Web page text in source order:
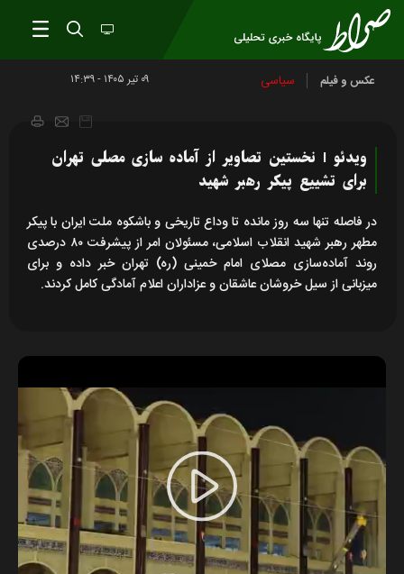
عکس و فیلم سیاسی ۰۹ تير ۱۴۰۵ - ۱۴:۳۹
ویدئو l نخستین تصاویر از آماده سازی مصلی تهران
برای تشییع پیکر رهبر شهید
در فاصله تنها سه روز مانده تا وداع تاریخی و باشکوه ملت ایران با پیکر
مطهر رهبر شهید انقلاب اسلامی، مسئولان امر از پیشرفت ۸۰ درصدی
روند آماده‌سازی مصلای امام خمینی (ره) تهران خبر داده و برای
میزبانی از سیل خروشان عاشقان و عزاداران اعلام آمادگی کامل کردند.
Play
Video